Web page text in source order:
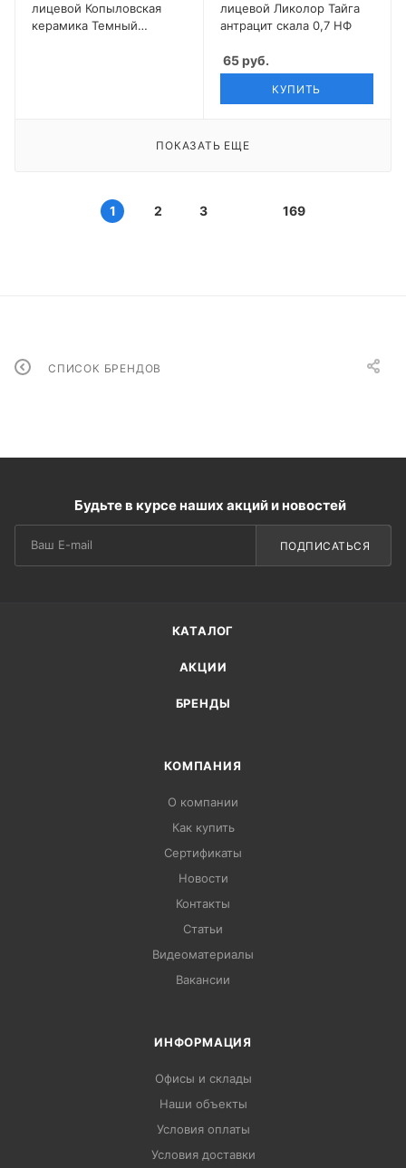
лицевой Копыловская
керамика Темный
лицевой Ликолор Тайга
антрацит скала 0,7 НФ
65руб.
КУПИТЬ
ПОКАЗАТЬ ЕЩЕ
1 2 3 169
СПИСОК БРЕНДОВ
Будьте в курсе наших акций и новостей
ПОДПИСАТЬСЯ
КАТАЛОГ
АКЦИИ
БРЕНДЫ
КОМПАНИЯ
О компании
Как купить
Сертификаты
Новости
Контакты
Статьи
Видеоматериалы
Вакансии
ИНФОРМАЦИЯ
Офисы и склады
Наши объекты
Условия оплаты
Условия доставки